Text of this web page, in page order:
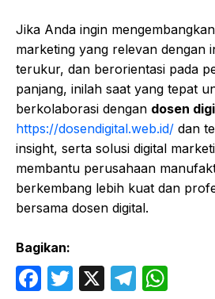
Jika Anda ingin
marketing yang relevan dengan
terukur, dan berorientasi pada
panjang, inilah saat yang tepat
berkolaborasi dengan dosen
https://dosendigital.web.id/ dan
insight, serta solusi digital
membantu perusahaan
berkembang lebih kuat dan
bersama dosen digital.
Bagikan:
F
T
X
T